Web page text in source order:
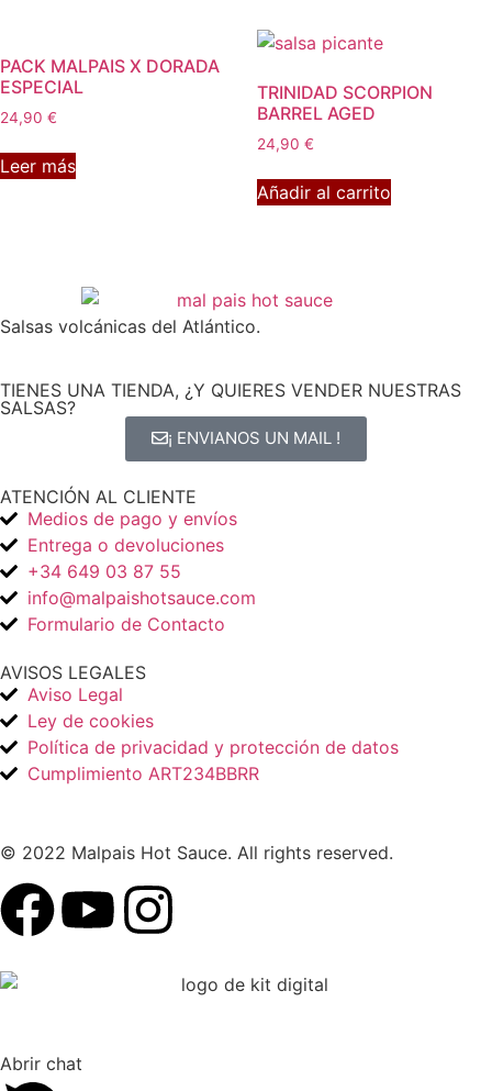
PACK MALPAIS X DORADA
ESPECIAL
24,90 €
Leer más
TRINIDAD SCORPION
BARREL AGED
24,90 €
Añadir al carrito
Salsas volcánicas del Atlántico.
TIENES UNA TIENDA, ¿Y QUIERES VENDER NUESTRAS
SALSAS?
¡ ENVIANOS UN MAIL !
ATENCIÓN AL CLIENTE
Medios de pago y envíos
Entrega o devoluciones
+34 649 03 87 55
info@malpaishotsauce.com
Formulario de Contacto
AVISOS LEGALES
Aviso Legal
Ley de cookies
Política de privacidad y protección de datos
Cumplimiento ART234BBRR
© 2022 Malpais Hot Sauce. All rights reserved.
Abrir chat